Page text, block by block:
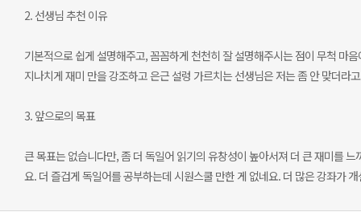
2. 선생님 추천 이유
기본적으로 쉽게 설명해주고, 꼼꼼하게 천천히 잘 설명해주시는 점이 무척 마
지나치게 재미 만을 강조하고 은근 설렁 가르치는 선생님은 저는 좀 안 맞더라
3. 앞으로의 목표
큰 목표는 없습니다만, 좀 더 독일어 읽기의 유창성이 높아서져 더 큰 재미를
요. 더 즐겁게 독일어를 공부하는데 시원스쿨 만한 게 없네요. 더 많은 강좌가